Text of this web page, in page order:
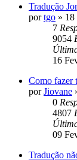
Tradução
portgo » 18
7
9054
16
Como fazer
porJiovane
0
4807
09
Tradução